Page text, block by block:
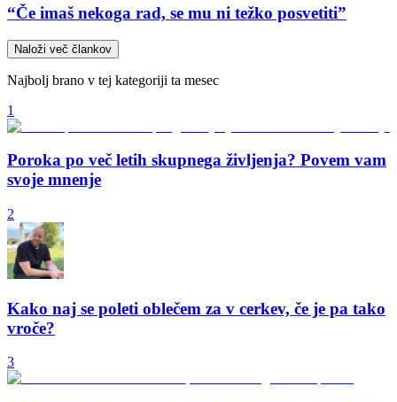
“Če imaš nekoga rad, se mu ni težko posvetiti”
Naloži več člankov
Najbolj brano v tej kategoriji ta mesec
1
Poroka po več letih skupnega življenja? Povem vam
svoje mnenje
2
Kako naj se poleti oblečem za v cerkev, če je pa tako
vroče?
3